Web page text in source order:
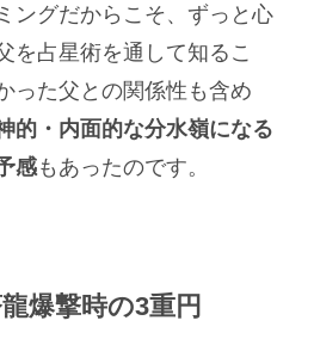
ングだからこそ、ずっと心
を占星術を通して知るこ
った父との関係性も含め
的・内面的な分水嶺になる
感もあったのです。
爆撃時の3重円